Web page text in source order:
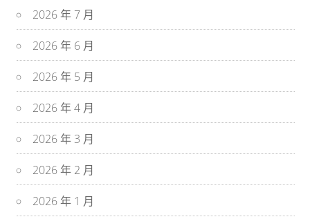
2026 年 7 月
2026 年 6 月
2026 年 5 月
2026 年 4 月
2026 年 3 月
2026 年 2 月
2026 年 1 月